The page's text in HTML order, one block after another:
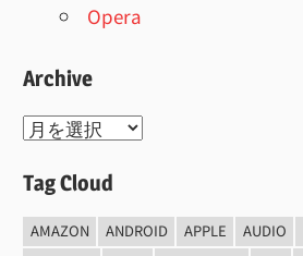
Opera
Archive
Archive
Tag Cloud
AMAZON ANDROID APPLE AUDIO